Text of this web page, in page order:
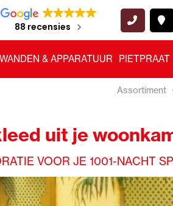
88 recensies
& APPARATUUR PIETPRAAT
Assortiment
uit je
VOOR JE 1001-NACHT